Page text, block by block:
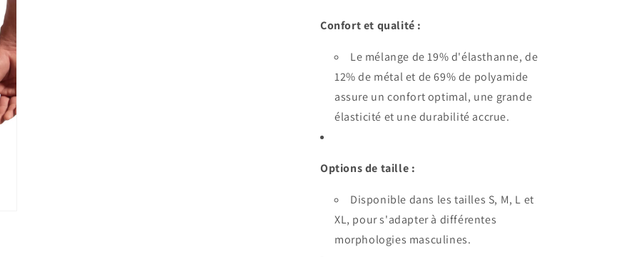
Confort et qualité :
Le mélange de 19% d'élasthanne, de
12% de métal et de 69% de polyamide
assure un confort optimal, une grande
élasticité et une durabilité accrue.
Options de taille :
Disponible dans les tailles S, M, L et
XL, pour s'adapter à différentes
morphologies masculines.